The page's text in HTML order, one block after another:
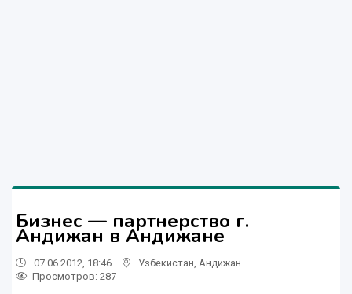
Бизнес — партнерство г.
Андижан в Андижане
07.06.2012, 18:46 Узбекистан Андижан
Просмотров: 287